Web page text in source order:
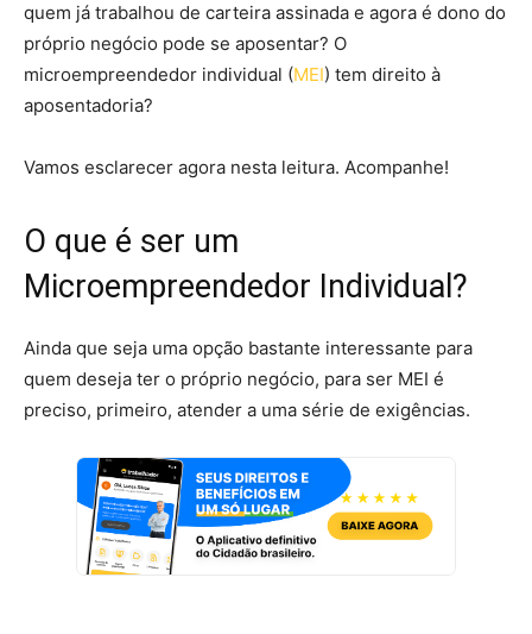
quem já trabalhou de carteira assinada e agora é dono do
próprio negócio pode se aposentar? O
microempreendedor individual (MEI) tem direito à
aposentadoria?
Vamos esclarecer agora nesta leitura. Acompanhe!
O que é ser um
Microempreendedor Individual?
Ainda que seja uma opção bastante interessante para
quem deseja ter o próprio negócio, para ser MEI é
preciso, primeiro, atender a uma série de exigências.